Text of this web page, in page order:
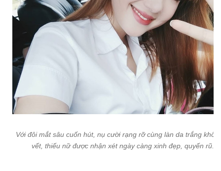
Với đôi mắt sâu cuốn hút, nụ cười rạng rỡ cùng làn da trắng
vết, thiếu nữ được nhận xét ngày càng xinh đẹp, quyến rũ.